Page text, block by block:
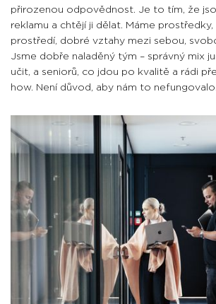
přirozenou odpovědnost. Je to tím, že
reklamu a chtějí ji dělat. Máme
prostředí, dobré vztahy mezi sebou,
Jsme dobře naladěný tým – správný mix
učit, a seniorů, co jdou po kvalitě a rádi
how. Není důvod, aby nám to nefungovalo.